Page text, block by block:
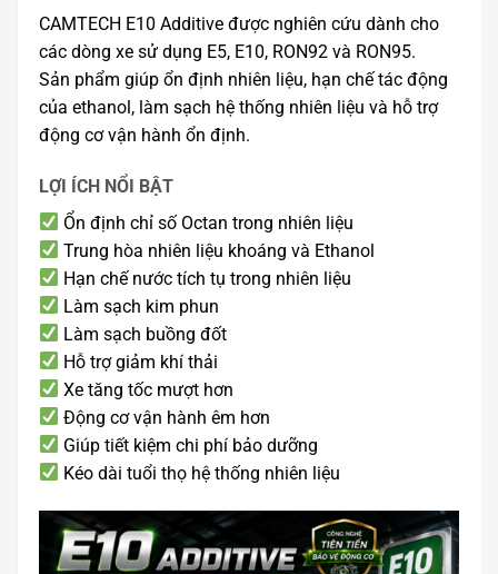
CAMTECH E10 Additive được nghiên cứu dành cho
các dòng xe sử dụng E5, E10, RON92 và RON95.
Sản phẩm giúp ổn định nhiên liệu, hạn chế tác động
của ethanol, làm sạch hệ thống nhiên liệu và hỗ trợ
động cơ vận hành ổn định.
LỢI ÍCH NỔI BẬT
Ổn định chỉ số Octan trong nhiên liệu
Trung hòa nhiên liệu khoáng và Ethanol
Hạn chế nước tích tụ trong nhiên liệu
Làm sạch kim phun
Làm sạch buồng đốt
Hỗ trợ giảm khí thải
Xe tăng tốc mượt hơn
Động cơ vận hành êm hơn
Giúp tiết kiệm chi phí bảo dưỡng
Kéo dài tuổi thọ hệ thống nhiên liệu